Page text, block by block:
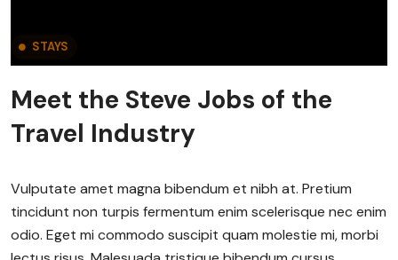
STAYS
Meet the Steve Jobs of the
Travel Industry
Vulputate amet magna bibendum et nibh at. Pretium
tincidunt non turpis fermentum enim scelerisque nec enim
odio. Eget mi commodo suscipit quam molestie mi, morbi